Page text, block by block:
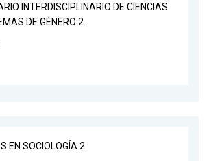
INTERDISCIPLINARIO DE CIENCIAS
DE GÉNERO 2
EN SOCIOLOGÍA 2